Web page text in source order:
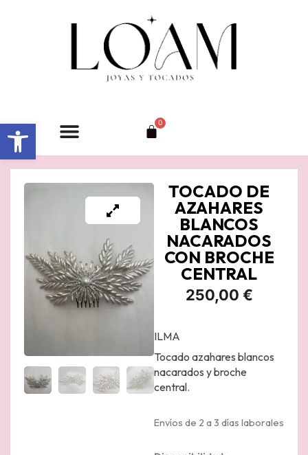
Abrir barra de herramientas 0
Carrito
TOCADO DE
AZAHARES
BLANCOS
NACARADOS
CON BROCHE
CENTRAL
250,00 €
ILMA
Tocado azahares blancos
nacarados y broche
central.
Envíos de 2 a 3 días laborales